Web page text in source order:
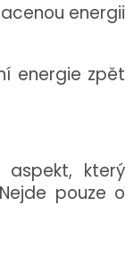
energii
energie zpět
který
pouze o